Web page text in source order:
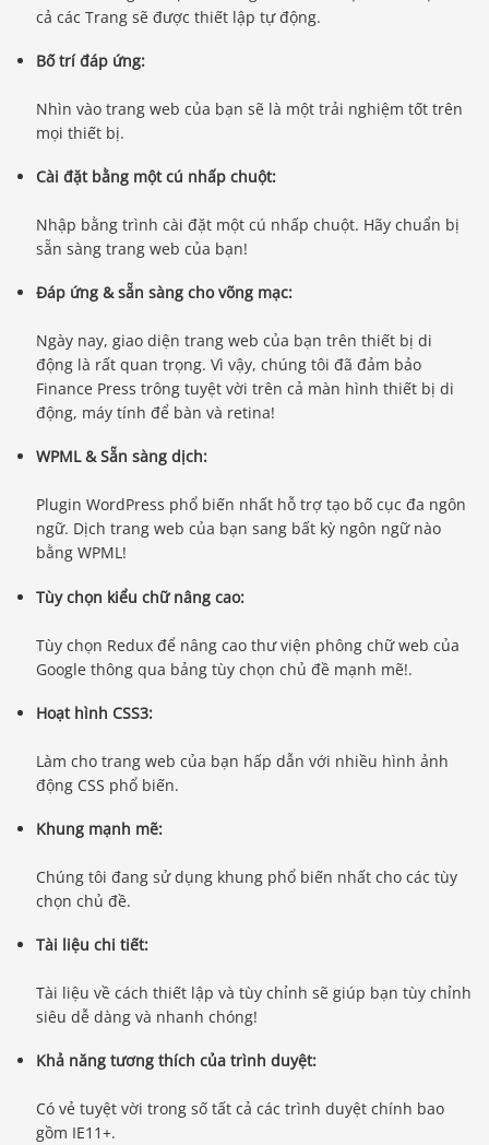
cả các Trang sẽ được thiết lập tự động.
Bố trí đáp ứng:
Nhìn vào trang web của bạn sẽ là một trải nghiệm tốt trên
mọi thiết bị.
Cài đặt bằng một cú nhấp chuột:
Nhập bằng trình cài đặt một cú nhấp chuột. Hãy chuẩn bị
sẵn sàng trang web của bạn!
Đáp ứng & sẵn sàng cho võng mạc:
Ngày nay, giao diện trang web của bạn trên thiết bị di
động là rất quan trọng. Vì vậy, chúng tôi đã đảm bảo
Finance Press trông tuyệt vời trên cả màn hình thiết bị di
động, máy tính để bàn và retina!
WPML & Sẵn sàng dịch:
Plugin WordPress phổ biến nhất hỗ trợ tạo bố cục đa ngôn
ngữ. Dịch trang web của bạn sang bất kỳ ngôn ngữ nào
bằng WPML!
Tùy chọn kiểu chữ nâng cao:
Tùy chọn Redux để nâng cao thư viện phông chữ web của
Google thông qua bảng tùy chọn chủ đề mạnh mẽ!.
Hoạt hình CSS3:
Làm cho trang web của bạn hấp dẫn với nhiều hình ảnh
động CSS phổ biến.
Khung mạnh mẽ:
Chúng tôi đang sử dụng khung phổ biến nhất cho các tùy
chọn chủ đề.
Tài liệu chi tiết:
Tài liệu về cách thiết lập và tùy chỉnh sẽ giúp bạn tùy chỉnh
siêu dễ dàng và nhanh chóng!
Khả năng tương thích của trình duyệt:
Có vẻ tuyệt vời trong số tất cả các trình duyệt chính bao
gồm IE11+.